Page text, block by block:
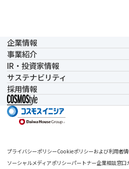
企業情報
事業紹介
IR・投資家情報
サステナビリティ
採用情報
プライバシーポリシーCookieポリシーおよび利用者
ソーシャルメディアポリシーパートナー企業相談窓口